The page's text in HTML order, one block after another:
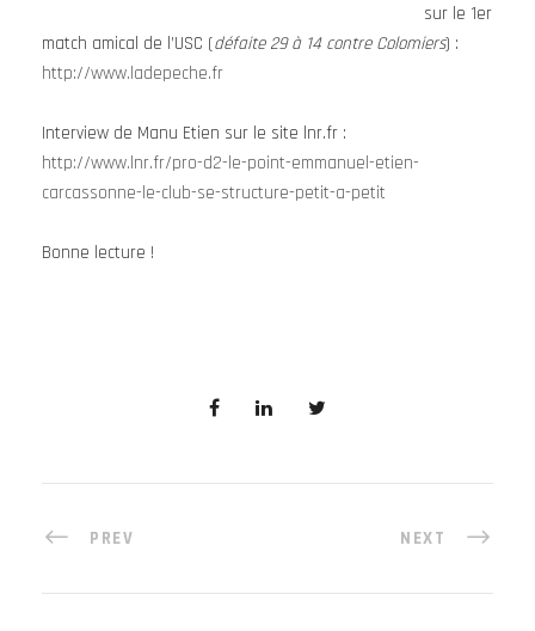
sur le 1er
match amical de l’USC (défaite 29 à 14 contre Colomiers) :
http://www.ladepeche.fr
Interview de Manu Etien sur le site lnr.fr :
http://www.lnr.fr/pro-d2-le-point-emmanuel-etien-
carcassonne-le-club-se-structure-petit-a-petit
Bonne lecture !
PREV NEXT